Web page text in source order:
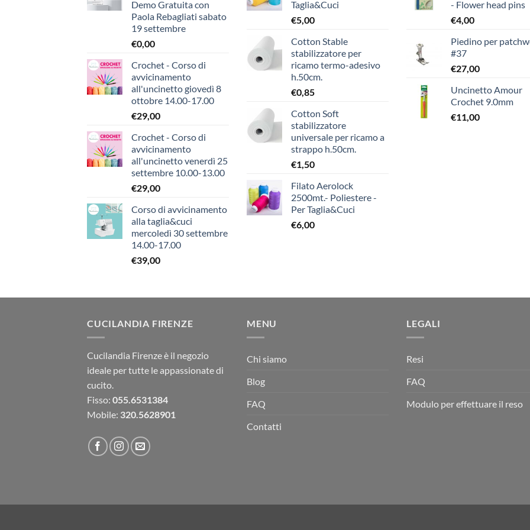
Demo Gratuita con
Paola Rebagliati sabato
19 settembre
€0,00
Crochet - Corso di
avvicinamento
all'uncinetto giovedì 8
ottobre 14.00-17.00
€29,00
Crochet - Corso di
avvicinamento
all'uncinetto venerdì 25
settembre 10.00-13.00
€29,00
Corso di avvicinamento
alla taglia&cuci
mercoledì 30 settembre
14.00-17.00
€39,00
Taglia&Cuci
€5,00
Cotton Stable
stabilizzatore per
ricamo termo-adesivo
h.50cm.
€0,85
Cotton Soft
stabilizzatore
universale per ricamo a
strappo h.50cm.
€1,50
Filato Aerolock
2500mt.- Poliestere -
Per Taglia&Cuci
€6,00
- Flower head pins
€4,00
Piedino per
#37
€27,00
Uncinetto Amour
Crochet 9.0mm
€11,00
CUCILANDIA FIRENZE
Cucilandia Firenze è il negozio
ideale per tutte le appassionate di
cucito.
Fisso: 055.6531384
Mobile: 320.5628901
MENU
Chi siamo
Blog
FAQ
Contatti
LEGALI
Resi
FAQ
Modulo per effettuare il reso